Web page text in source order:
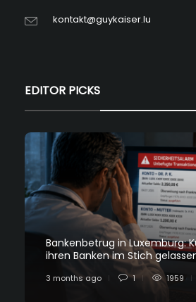
kontakt@guykaiser.lu
EDITOR PICKS
Bankenbetrug in Luxemburg:
ihren Banken im Stich
3 months ago 1 1959